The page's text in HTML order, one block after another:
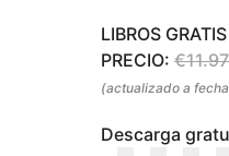
s
e
g
LIBROS
PRECIO: €11.97
(actualizado a
Descarga